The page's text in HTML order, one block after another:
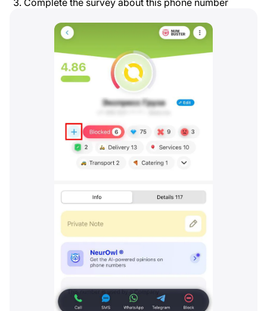
Complete the survey about this phone number